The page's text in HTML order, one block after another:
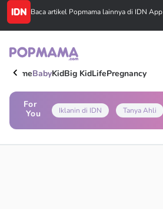
Baca artikel Popmama lainnya di IDN App
HomeBabyKidBig KidLifePregnancy
For
You
Iklanin di IDN Tanya Ahli